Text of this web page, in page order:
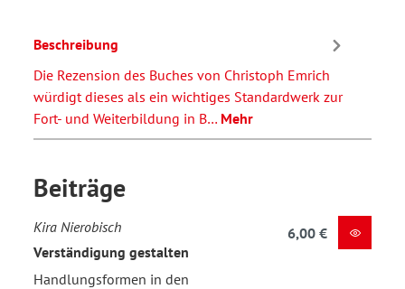
Beschreibung
Die Rezension des Buches von Christoph Emrich
würdigt dieses als ein wichtiges Standardwerk zur
Fort- und Weiterbildung in B… Mehr
Beiträge
Kira Nierobisch
Verständigung gestalten
Handlungsformen in den
6,00 €